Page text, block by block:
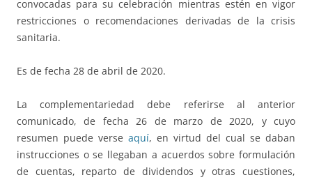
convocadas para su celebración mientras estén en vigor
restricciones o recomendaciones derivadas de la crisis
sanitaria.
Es de fecha 28 de abril de 2020.
La complementariedad debe referirse al anterior
comunicado, de fecha 26 de marzo de 2020, y cuyo
resumen puede verse aquí, en virtud del cual se daban
instrucciones o se llegaban a acuerdos sobre formulación
de cuentas, reparto de dividendos y otras cuestiones,